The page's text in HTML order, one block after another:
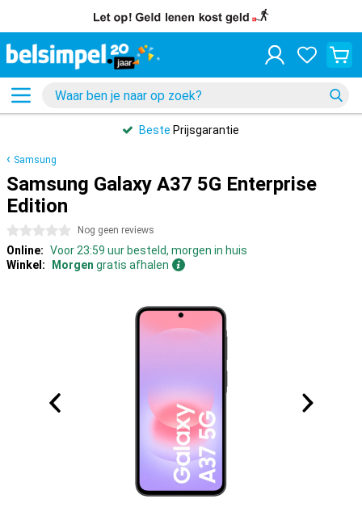
Beste Prijsgarantie
Samsung
Samsung Galaxy A37 5G Enterprise
Edition
0 sterren Nog geen reviews
Online: Voor 23:59 uur besteld, morgen in huis
Winkel:
Morgen gratis afhalen